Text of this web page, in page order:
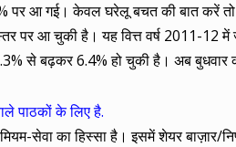
आ गई। केवल घरेलू बचत की बात करें तो
पर आ चुकी है। यह वित्त वर्ष 2011-12
से बढ़कर 6.4% हो चुकी है। अब बुधवार
पाठकों के लिए है.
सेवा का हिस्सा है। इसमें शेयर